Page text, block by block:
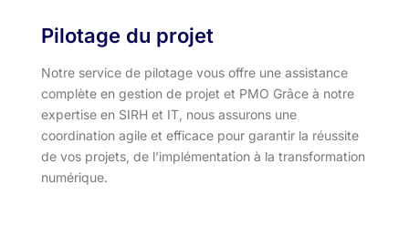
Pilotage du projet
Notre service de pilotage vous offre une assistance
complète en gestion de projet et PMO Grâce à notre
expertise en SIRH et IT, nous assurons une
coordination agile et efficace pour garantir la réussite
de vos projets, de l’implémentation à la transformation
numérique.